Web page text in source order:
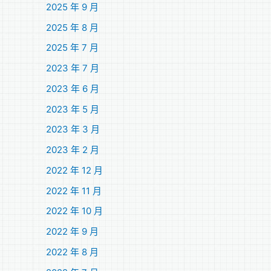
2025 年 9 月
2025 年 8 月
2025 年 7 月
2023 年 7 月
2023 年 6 月
2023 年 5 月
2023 年 3 月
2023 年 2 月
2022 年 12 月
2022 年 11 月
2022 年 10 月
2022 年 9 月
2022 年 8 月